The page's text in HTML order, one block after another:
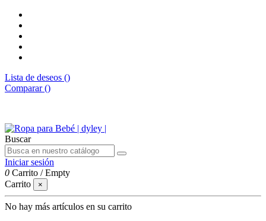
Lista de deseos ()
Comparar ()
Buscar
Iniciar sesión
0 Carrito /Empty
Carrito
×
No hay más artículos en su carrito